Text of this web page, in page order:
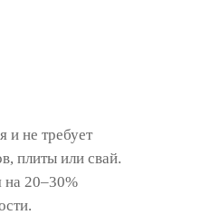
и не требует
плиты или свай.
на 20–30%